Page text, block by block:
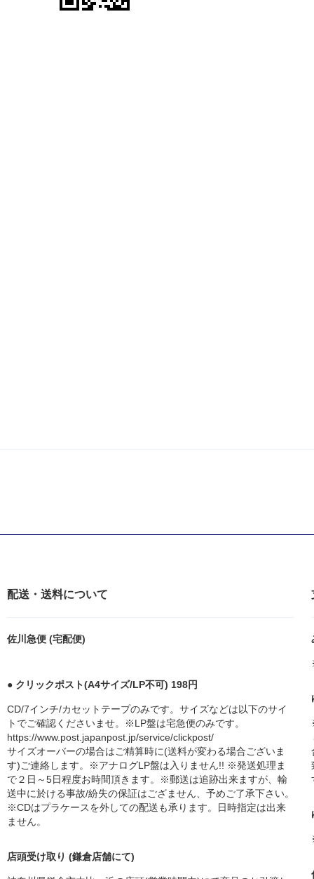
配送・送料について
佐川急便 (宅配便)
● クリックポスト(A4サイズ/LP不可) 198円
CD/7インチ/カセットテープのみです。サイズなどは以下のサイ
トでご確認くださいませ。※LP盤は宅急便のみです。
https://www.post.japanpost.jp/service/clickpost/
サイズオーバーの場合はご精算時に(送料が変わる場合ございま
す)ご連絡します。※アナログLP盤は入りません!! ※発送処理ま
で２日～5日程度お時間頂きます。※郵送は追跡出来ますが、輸
送中に於ける事故/紛失の保証はござません、予めご了承下さい。
※CDはプラケースを外しての配送も承ります。日時指定は出来
ません。
店頭受け取り (鎌倉店舗にて)